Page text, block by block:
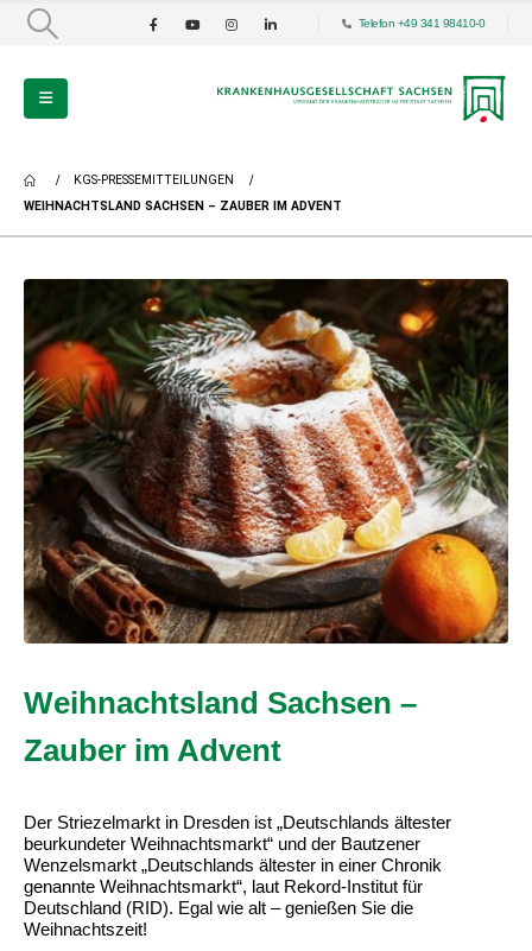
Telefon +49 341 98410-0
KGS-PRESSEMITTEILUNGEN
WEIHNACHTSLAND SACHSEN – ZAUBER IM ADVENT
Weihnachtsland Sachsen –
Zauber im Advent
Der Striezelmarkt in Dresden ist „Deutschlands ältester
beurkundeter Weihnachtsmarkt“ und der Bautzener
Wenzelsmarkt „Deutschlands ältester in einer Chronik
genannte Weihnachtsmarkt“, laut Rekord-Institut für
Deutschland (RID). Egal wie alt – genießen Sie die
Weihnachtszeit!